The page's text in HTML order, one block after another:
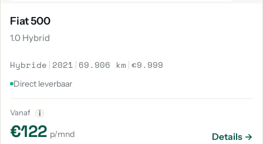
Fiat 500
1.0 Hybrid
Hybride | 2021 | 69.906 km |€9.999
Direct leverbaar
Vanaf i
€122 p/mnd Details →